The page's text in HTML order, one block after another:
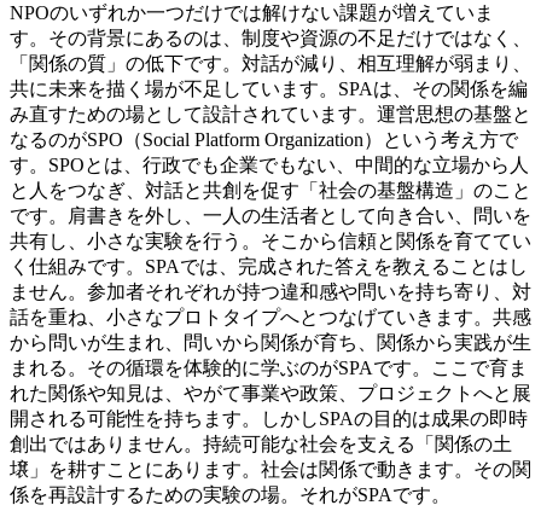
NPOのいずれか一つだけでは解けない課題が増えていま
す。その背景にあるのは、制度や資源の不足だけではなく、
「関係の質」の低下です。対話が減り、相互理解が弱まり、
共に未来を描く場が不足しています。SPAは、その関係を編
み直すための場として設計されています。運営思想の基盤と
なるのがSPO（Social Platform Organization）という考え方で
す。SPOとは、行政でも企業でもない、中間的な立場から人
と人をつなぎ、対話と共創を促す「社会の基盤構造」のこと
です。肩書きを外し、一人の生活者として向き合い、問いを
共有し、小さな実験を行う。そこから信頼と関係を育ててい
く仕組みです。SPAでは、完成された答えを教えることはし
ません。参加者それぞれが持つ違和感や問いを持ち寄り、対
話を重ね、小さなプロトタイプへとつなげていきます。共感
から問いが生まれ、問いから関係が育ち、関係から実践が生
まれる。その循環を体験的に学ぶのがSPAです。ここで育ま
れた関係や知見は、やがて事業や政策、プロジェクトへと展
開される可能性を持ちます。しかしSPAの目的は成果の即時
創出ではありません。持続可能な社会を支える「関係の土
壌」を耕すことにあります。社会は関係で動きます。その関
係を再設計するための実験の場。それがSPAです。